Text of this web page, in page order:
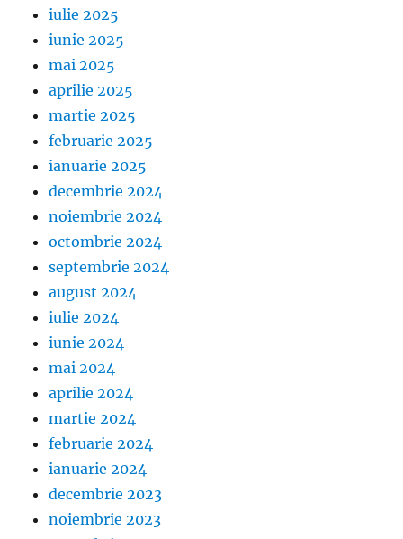
iulie 2025
iunie 2025
mai 2025
aprilie 2025
martie 2025
februarie 2025
ianuarie 2025
decembrie 2024
noiembrie 2024
octombrie 2024
septembrie 2024
august 2024
iulie 2024
iunie 2024
mai 2024
aprilie 2024
martie 2024
februarie 2024
ianuarie 2024
decembrie 2023
noiembrie 2023